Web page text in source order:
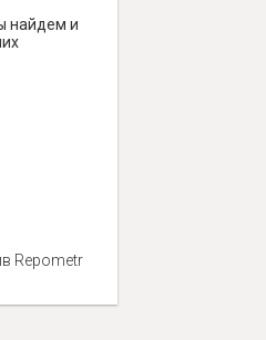
найдем и
Repometr